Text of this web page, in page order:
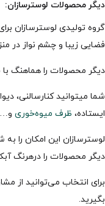
دیگر محصولات لوسترسازان:
گروه تولیدی لوسترسازان
فضایی زیبا و چشم نواز در
دیگر محصولات را هماهنگ
شما میتوانید کنارسالنی،
ایستاده، ظرف میوه‌خوری و…
لوسترسازان این امکان را
دیگر محصولات را درهرنگ
برای انتخاب می‌توانید از
بگیرید.